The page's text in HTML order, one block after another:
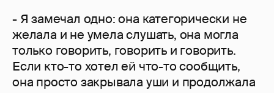
- Я замечал одно: она категорически не
желала и не умела слушать, она могла
только говорить, говорить и говорить.
Если кто-то хотел ей что-то сообщить,
она просто закрывала уши и продолжала